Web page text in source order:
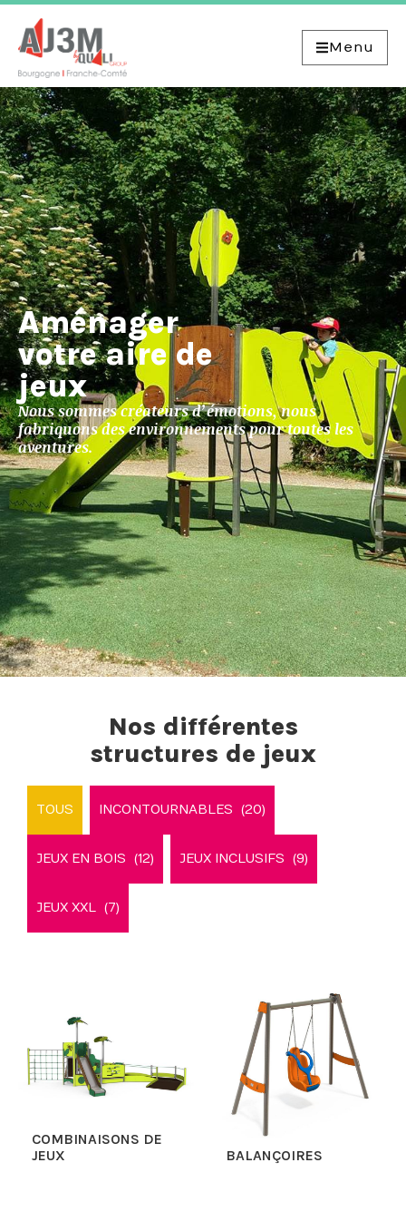
Menu
Aménager
votre aire de
jeux
Nous sommes créateurs d’émotions, nous
fabriquons des environnements pour toutes les
aventures.
Nos différentes
structures de jeux
TOUS INCONTOURNABLES (20)
JEUX EN BOIS (12) JEUX INCLUSIFS (9)
JEUX XXL (7)
COMBINAISONS DE
JEUX
BALANÇOIRES